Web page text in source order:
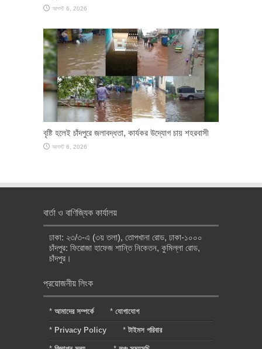
আগস্ট 6, 2026
বৃষ্টি হলেই চাঁদপুরে জলাবদ্ধতা, কার্যকর উদ্যোগ চায় শহরবাসী
আগস্ট 6, 2026
বার্তা ও বাণিজ্যিক কার্যালয়
ঢাকা: ২৩/৩-এ (৩য় তলা), তোপখানা রোড, ঢাকা-১০০০
চাঁদপুর: ফিরোজা হাফেজ শান্তি নিকেতন, কুমিল্লা রোড,
চাঁদপুর।
প্রয়োজনীয় লিংক
* আমাদের সম্পর্কে * যোগাযোগ
* Privacy Policy *টাইমস পরিবার